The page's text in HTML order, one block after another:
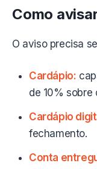
Como
O aviso precisa
Cardápio:
de 10% sobre
Cardápio
fechamento.
Conta